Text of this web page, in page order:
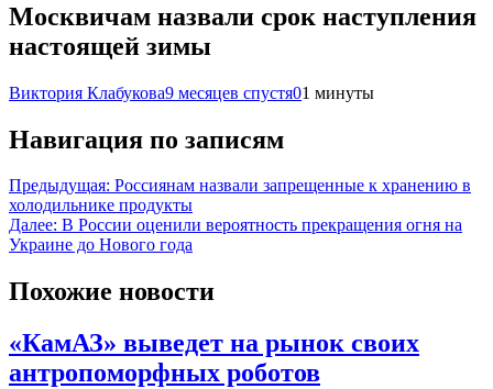
Москвичам назвали срок наступления
настоящей зимы
Виктория Клабукова9 месяцев спустя01 минуты
Навигация по записям
Предыдущая: Россиянам назвали запрещенные к хранению в
холодильнике продукты
Далее: В России оценили вероятность прекращения огня на
Украине до Нового года
Похожие новости
«КамАЗ» выведет на рынок своих
антропоморфных роботов